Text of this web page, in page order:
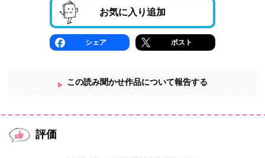
お気に入り追加
シェア ポスト
この読み聞かせ作品について報告する
評価